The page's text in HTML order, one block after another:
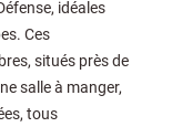
idéales
Ces
situés près de
salle à manger,
tous